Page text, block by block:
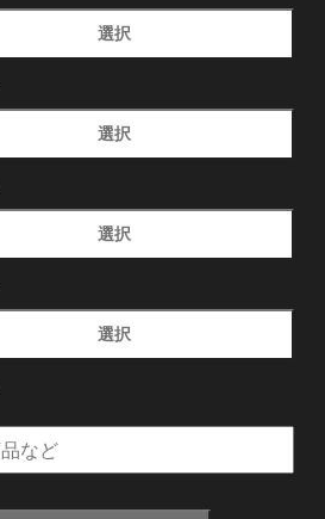
選択
選択
選択
選択